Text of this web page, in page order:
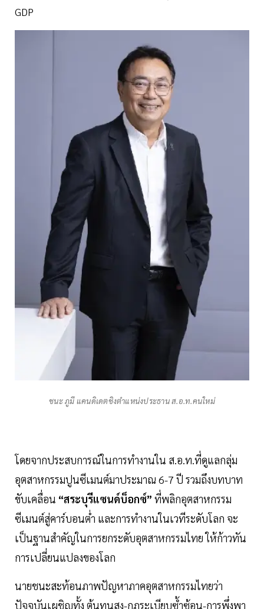
GDP
ชนะ ภูมี แคนดิเดตชิงตำแหน่งประธาน ส.อ.ท.คนใหม่
โดยจากประสบการณ์ในการทำงานใน ส.อ.ท.ที่ดูแลกลุ่ม
อุตสาหกรรมปูนซีเมนต์มาประมาณ 6-7 ปี รวมถึงบทบาท
ขับเคลื่อน “สระบุรีแซนด์บ็อกซ์” ที่พลิกอุตสาหกรรม
ซีเมนต์สู่คาร์บอนต่ำ และการทำงานในเวทีระดับโลก จะ
เป็นฐานสำคัญในการยกระดับอุตสาหกรรมไทย ให้ก้าวทัน
การเปลี่ยนแปลงของโลก
นายชนะสะท้อนภาพปัญหาภาคอุตสาหกรรมไทยว่า
ปัจจุบันเผชิญทั้ง ต้นทุนสูง-กฎระเบียบซ้ำซ้อน-การพึ่งพา